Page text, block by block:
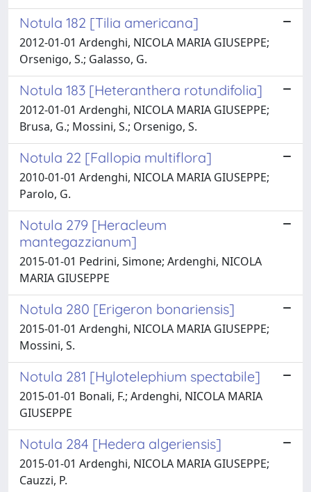
Notula 182 [Tilia americana]
2012-01-01 Ardenghi, NICOLA MARIA GIUSEPPE;
Orsenigo, S.; Galasso, G.
Notula 183 [Heteranthera rotundifolia]
2012-01-01 Ardenghi, NICOLA MARIA GIUSEPPE;
Brusa, G.; Mossini, S.; Orsenigo, S.
Notula 22 [Fallopia multiflora]
2010-01-01 Ardenghi, NICOLA MARIA GIUSEPPE;
Parolo, G.
Notula 279 [Heracleum
mantegazzianum]
2015-01-01 Pedrini, Simone; Ardenghi, NICOLA
MARIA GIUSEPPE
Notula 280 [Erigeron bonariensis]
2015-01-01 Ardenghi, NICOLA MARIA GIUSEPPE;
Mossini, S.
Notula 281 [Hylotelephium spectabile]
2015-01-01 Bonali, F.; Ardenghi, NICOLA MARIA
GIUSEPPE
Notula 284 [Hedera algeriensis]
2015-01-01 Ardenghi, NICOLA MARIA GIUSEPPE;
Cauzzi, P.